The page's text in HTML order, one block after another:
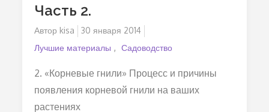
Часть 2.
Автор kisa
Опубликовано
на
30 января 2014
Лучшие материалы
Садоводство
2. «Корневые гнили» Процесс и причины
появления корневой гнили на ваших
растениях